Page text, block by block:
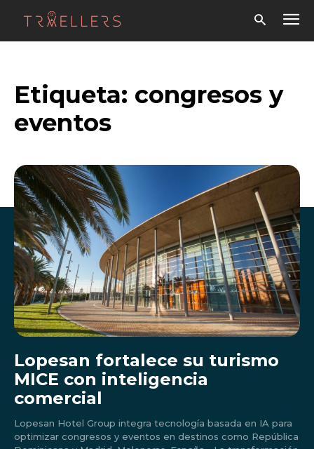
Etiqueta: congresos y
eventos
Lopesan fortalece su turismo
MICE con inteligencia
comercial
Lopesan Hotel Group integra tecnología basada en IA para
optimizar congresos y eventos en destinos como República